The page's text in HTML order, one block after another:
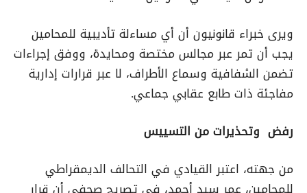
ويرى خبراء قانونيون أن أي مساءلة تأديبية للمحامين
يجب أن تمر عبر مجالس مختصة ومحايدة، ووفق إجراءات
تضمن الشفافية وسماع الأطراف، لا عبر قرارات إدارية
مفاجئة ذات طابع عقابي جماعي.
رفض وتحذيرات من التسييس
من جهته، اعتبر القيادي في التحالف الديمقراطي
للمحامين، عمر سيد أحمد، في تصريح صحفي أن قرار